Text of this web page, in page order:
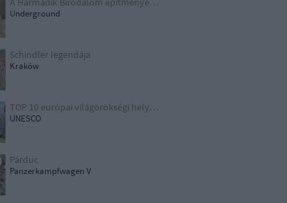
Underground
Schindler legendája
Kraków
TOP 10 európai világörökségi helyszín
UNESCO
Párduc
Panzerkampfwagen V